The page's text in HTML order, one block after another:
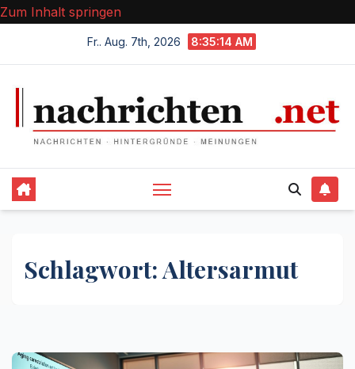
Zum Inhalt springen
Fr.. Aug. 7th, 2026 8:35:14 AM
Schlagwort:Altersarmut